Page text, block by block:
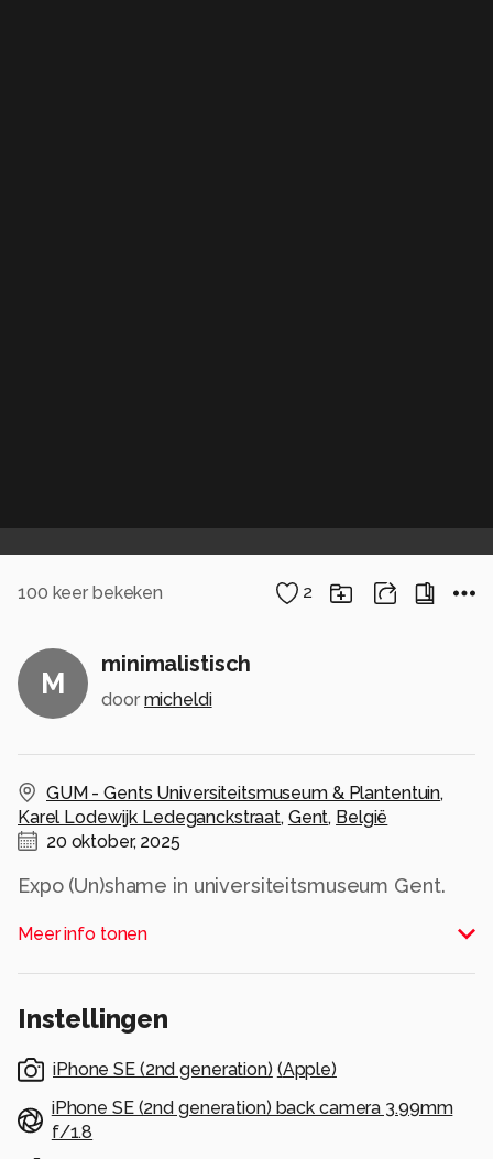
100 keer bekeken 2
M
minimalistisch
door micheldi
GUM - Gents Universiteitsmuseum & Plantentuin,
Karel Lodewijk Ledeganckstraat, Gent, België
20 oktober, 2025
Expo (Un)shame in universiteitsmuseum Gent.
Alle rechten voorbehouden
Meer info tonen
Instellingen
iPhone SE (2nd generation) (Apple)
iPhone SE (2nd generation) back camera 3.99mm
f/1.8